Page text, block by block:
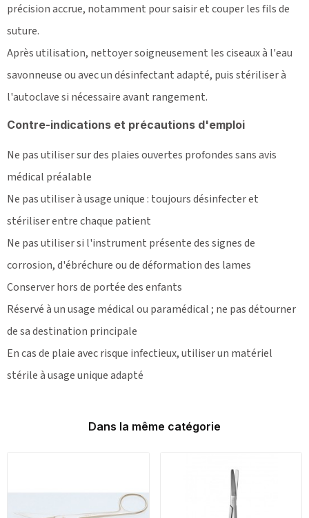
précision accrue, notamment pour saisir et couper les fils de
suture.
Après utilisation, nettoyer soigneusement les ciseaux à l'eau
savonneuse ou avec un désinfectant adapté, puis stériliser à
l'autoclave si nécessaire avant rangement.
Contre-indications et précautions d'emploi
Ne pas utiliser sur des plaies ouvertes profondes sans avis
médical préalable
Ne pas utiliser à usage unique : toujours désinfecter et
stériliser entre chaque patient
Ne pas utiliser si l'instrument présente des signes de
corrosion, d'ébréchure ou de déformation des lames
Conserver hors de portée des enfants
Réservé à un usage médical ou paramédical ; ne pas détourner
de sa destination principale
En cas de plaie avec risque infectieux, utiliser un matériel
stérile à usage unique adapté
Dans la même catégorie